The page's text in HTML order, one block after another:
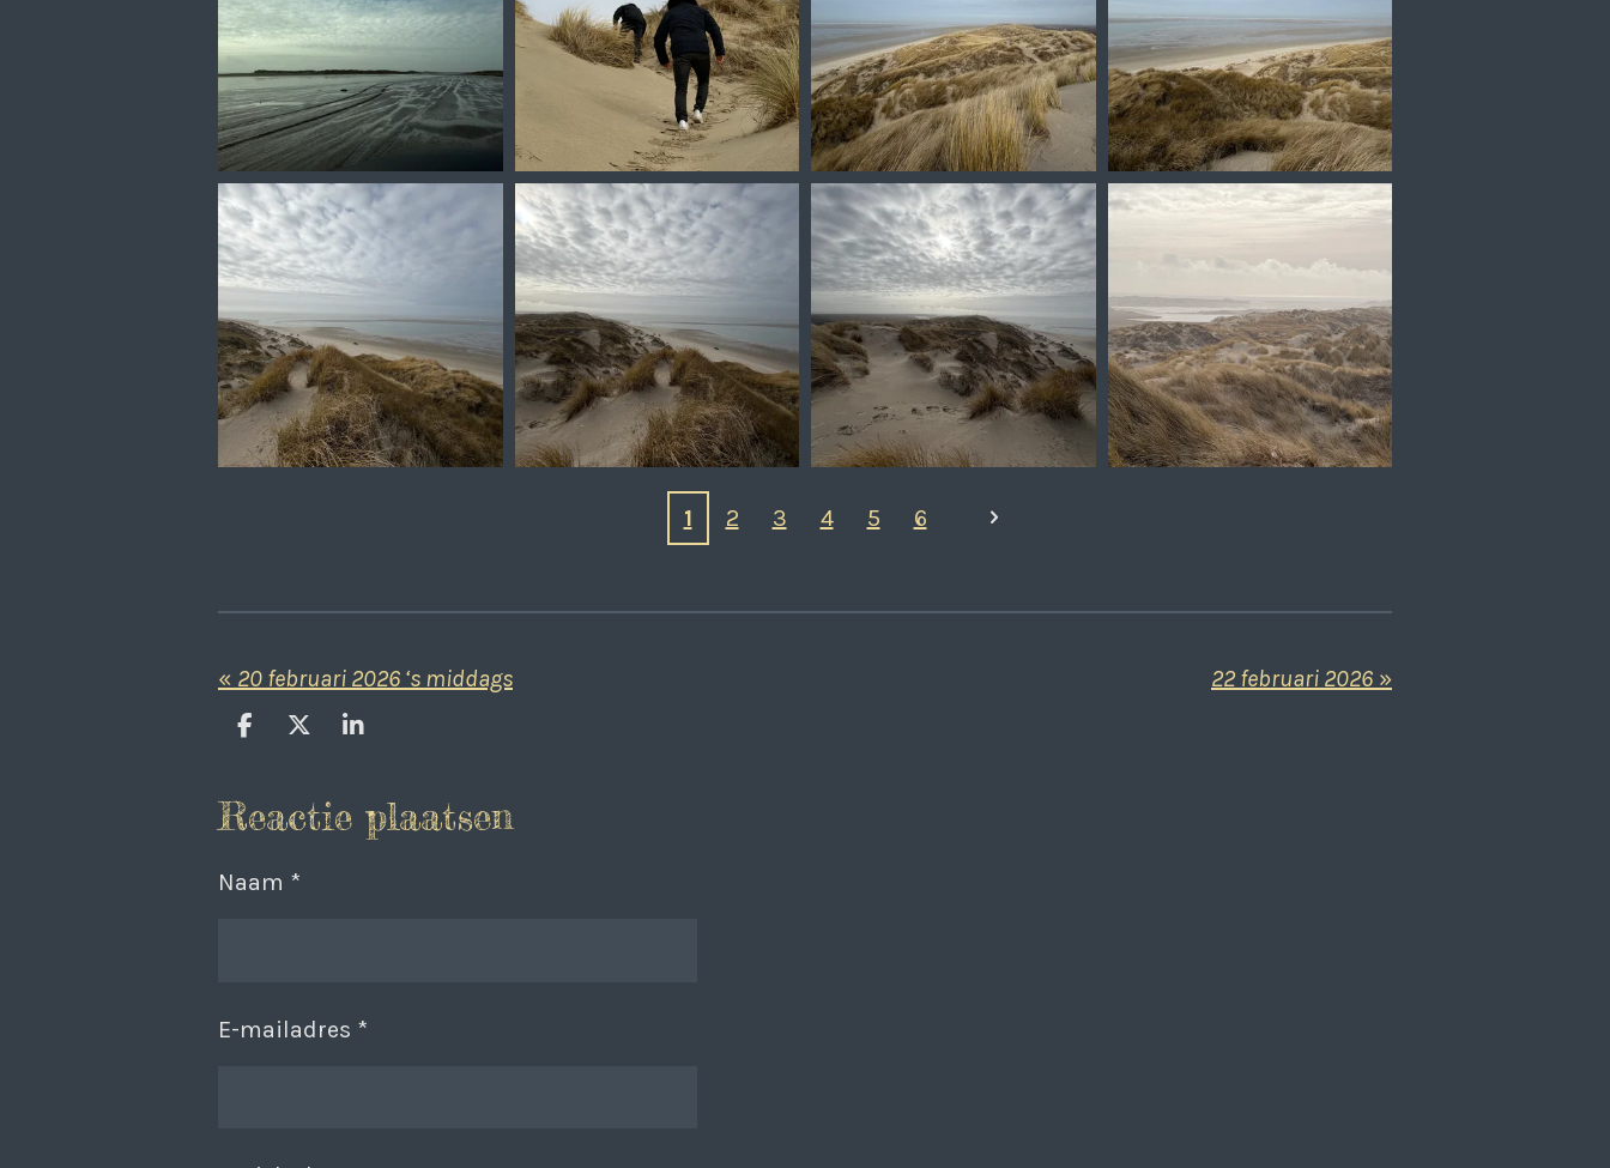
1 2 3 4 5 6
« 20 februari 2026 ‘s middags 22 februari 2026 »
D
e
n
D
l
S
Reactie plaatsen
Naam *
E-mailadres *